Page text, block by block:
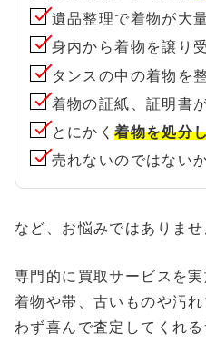
遺品整理で着物が大
身内から着物を譲り
タンスの中の着物を
着物の証紙、証明書
とにかく着物を処分
売れないのではない
など、お悩みではありませ
専門的に買取サービスを
着物や帯、古いものや汚
わず喜んで査定してくれ